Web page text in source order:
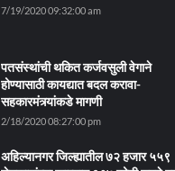
7/19/2020 09:32:00 am
पतसंस्थांची थकित कर्जवसुली वेगाने
होण्यासाठी कायद्यात बदल करावा-
सहकारमंत्र्यांकडे मागणी
2/18/2020 08:27:00 pm
अहिल्यानगर जिल्ह्यातील ७२ हजार ५५९